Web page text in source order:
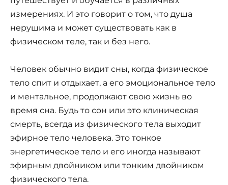
измерениях. И это говорит о том, что душа
нерушима и может существовать как в
физическом теле, так и без него.
Человек обычно видит сны, когда физическое
тело спит и отдыхает, а его эмоциональное тело
и ментальное, продолжают свою жизнь во
время сна. Будь то сон или это клиническая
смерть, всегда из физического тела выходит
эфирное тело человека. Это тонкое
энергетическое тело и его иногда называют
эфирным двойником или тонким двойником
физического тела.